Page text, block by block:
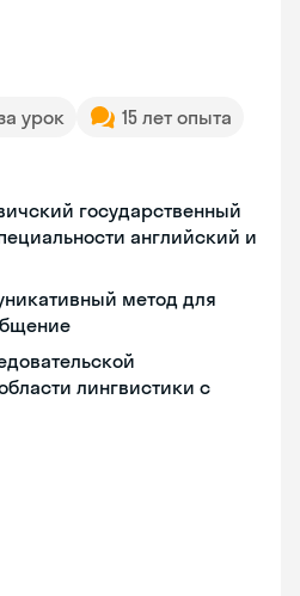
урок
15 лет опыта
государственный
английский и
метод для
лингвистики с